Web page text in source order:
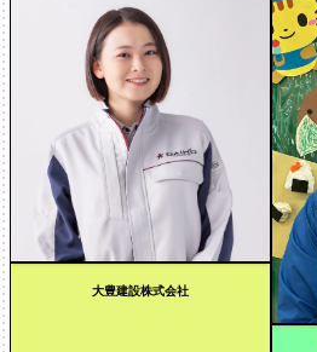
大豊建設株式会社